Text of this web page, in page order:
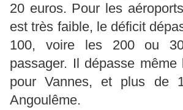
20 euros. Pour les
est très faible, le déficit
100, voire les 200 ou
passager. Il dépasse
pour Vannes, et plus de
Angoulême.